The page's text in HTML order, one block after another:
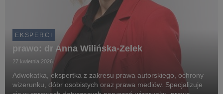
EKSPERCI
prawo: dr Anna Wilińska-Zelek
27 kwietnia 2026
Adwokatka, ekspertka z zakresu prawa autorskiego, ochrony
wizerunku, dóbr osobistych oraz prawa mediów. Specjalizuje